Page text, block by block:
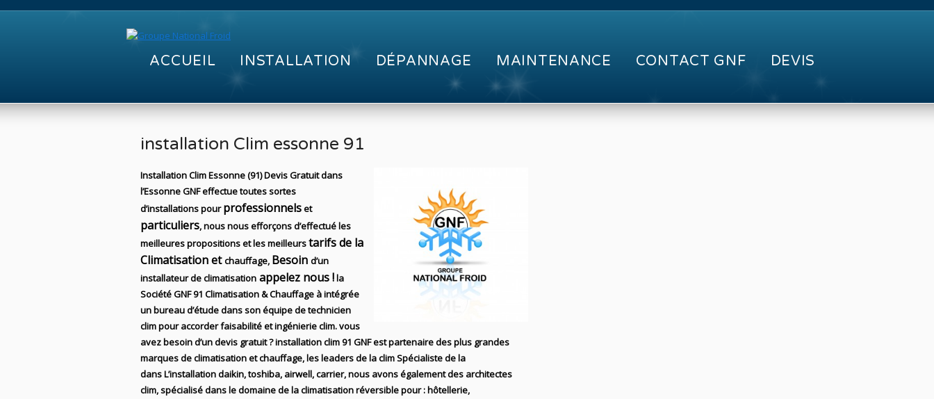
ACCUEIL INSTALLATION DÉPANNAGE MAINTENANCE CONTACT GNF DEVIS
installation Clim essonne 91
Installation Clim Essonne (91) Devis Gratuit dans
l’Essonne GNF effectue toutes sortes
d’installationspourprofessionnelset
particuliers, nous nous efforçons d’effectué les
meilleures propositions et les meilleurstarifs de la
Climatisation etchauffage, Besoin d’un
installateur de climatisation appelez nous !la
SociétéGNF 91 Climatisation & Chauffage à intégrée
un bureau d’étude dans son équipe de technicien
climpour accorder faisabilité et ingénierieclim. vous
avez besoin d’un devis gratuit ? installation clim91 GNFest partenaire des plus grandes
marques declimatisation et chauffage, les leadersde laclim Spécialiste dela
dansL’installationdaikin, toshiba, airwell, carrier, nous avons également des architectes
clim,spécialisé dans le domaine de laclimatisation réversiblepour : hôtellerie,